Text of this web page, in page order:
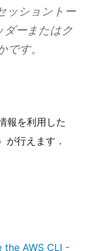
ッショントー
ダーまたはク
す。
報を利用した
が行えます．
AWS CLI -